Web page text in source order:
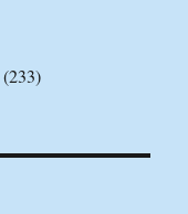
(233)